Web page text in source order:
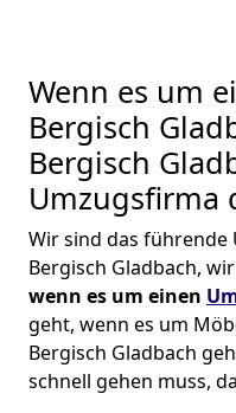
Wenn es um
Bergisch
Bergisch
Umzugsfirma
Wir sind das
Bergisch Gladbach,
wenn es um einen
geht, wenn es um
Bergisch Gladbach
schnell gehen muss,